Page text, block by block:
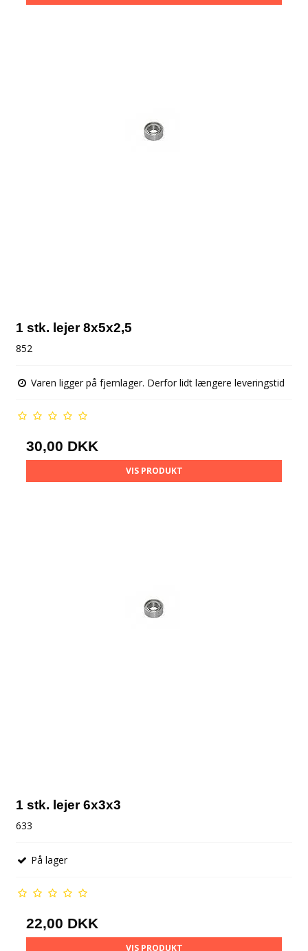
1 stk. lejer 8x5x2,5
852
Varen ligger på fjernlager. Derfor lidt længere leveringstid
30,00 DKK
VIS PRODUKT
1 stk. lejer 6x3x3
633
På lager
22,00 DKK
VIS PRODUKT